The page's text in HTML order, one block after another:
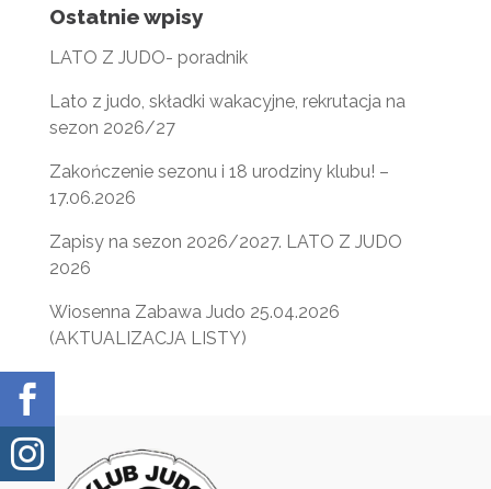


Ostatnie wpisy
LATO Z JUDO- poradnik
Lato z judo, składki wakacyjne, rekrutacja na
sezon 2026/27
Zakończenie sezonu i 18 urodziny klubu! –
17.06.2026
Zapisy na sezon 2026/2027. LATO Z JUDO
2026
Wiosenna Zabawa Judo 25.04.2026
(AKTUALIZACJA LISTY)